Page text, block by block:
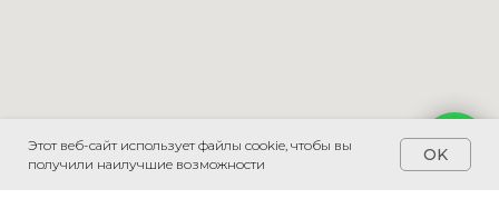
Этот веб-сайт использует файлы cookie, чтобы вы
получили наилучшие возможности
OK
Напишите мне